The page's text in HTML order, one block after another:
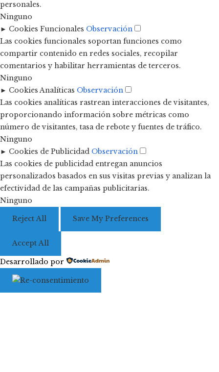
personales.
Ninguno
► Cookies Funcionales Observación
Las cookies funcionales soportan funciones como
compartir contenido en redes sociales, recopilar
comentarios y habilitar herramientas de terceros.
Ninguno
► Cookies Analíticas Observación
Las cookies analíticas rastrean interacciones de visitantes,
proporcionando información sobre métricas como
número de visitantes, tasa de rebote y fuentes de tráfico.
Ninguno
► Cookies de Publicidad Observación
Las cookies de publicidad entregan anuncios
personalizados basados en sus visitas previas y analizan la
efectividad de las campañas publicitarias.
Ninguno
Reject All Save My Preferences
Accept All
Desarrollado por